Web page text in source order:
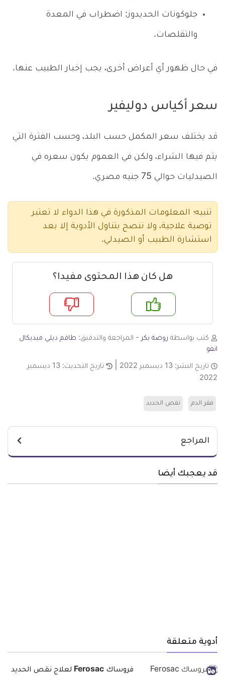
جلوكونات الحديدوز: اضطراب في المعدة
والتقلصات.
في حال ظهور أي أعراض أخرى، يجب إخبار الطبيب عنها.
سعر أكياس دوليفير
قد يختلف سعر المكمل حسب البلد، وحسب الفترة التي
يتم فيها الشراء، ولكن في العموم يكون سعره في
الصيدليات حوالي 75 جنيه مصري.
تنبيه؛ المعلومات المذكورة في هذا الدواء لا تعتبر
توصية علاجية، ولا ننصح بتناول الأدوية إلا بعد
استشارة الطبيب أو الصيدلي.
هل كان هذا المحتوى مفيدا؟
لا
كتب بواسطة روضة بكر - المراجعة والتدقيق: طاقم ديلي ميديكال
انفو
تاريخ النشر: 13 ديسمبر 2022 تاريخ التحديث:
13 ديسمبر
2022
فقر الدم نقص الحديد
المراجع
قد يعجبك أيضا
أدوية متعلقة
فروساك Ferosac لعلاج نقص الحديد